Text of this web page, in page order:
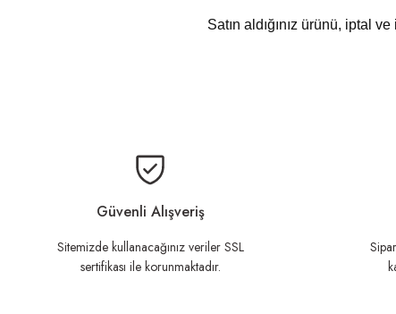
Satın aldığınız ürünü, iptal
Ürün resmi kalitesiz, bozuk veya görüntülenemiyor.
Ürün açıklamasında eksik bilgiler bulunuyor.
Ürün bilgilerinde hatalar bulunuyor.
Ürün fiyatı diğer sitelerden daha pahalı.
Güvenli Alışveriş
Sitemizde kullanacağınız veriler SSL
sertifikası ile korunmaktadır.